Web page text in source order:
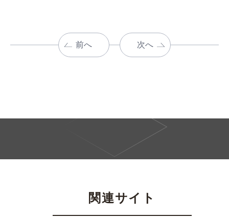
前へ 次へ
関連サイト